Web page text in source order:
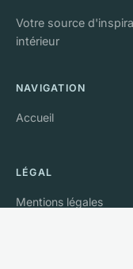
Votre source
intérieur
NAVIGATION
Accueil
LÉGAL
Mentions légales